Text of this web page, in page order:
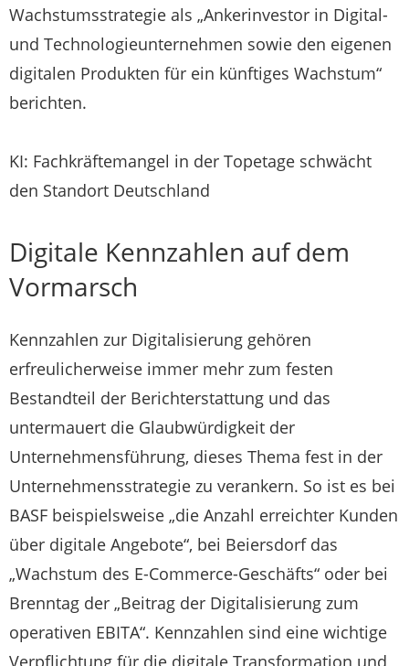
Wachstumsstrategie als „Ankerinvestor in Digital-
und Technologieunternehmen sowie den eigenen
digitalen Produkten für ein künftiges Wachstum“
berichten.
KI: Fachkräftemangel in der Topetage schwächt
den Standort Deutschland
Digitale Kennzahlen auf dem
Vormarsch
Kennzahlen zur Digitalisierung gehören
erfreulicherweise immer mehr zum festen
Bestandteil der Berichterstattung und das
untermauert die Glaubwürdigkeit der
Unternehmensführung, dieses Thema fest in der
Unternehmensstrategie zu verankern. So ist es bei
BASF beispielsweise „die Anzahl erreichter Kunden
über digitale Angebote“, bei Beiersdorf das
„Wachstum des E-Commerce-Geschäfts“ oder bei
Brenntag der „Beitrag der Digitalisierung zum
operativen EBITA“. Kennzahlen sind eine wichtige
Verpflichtung für die digitale Transformation und